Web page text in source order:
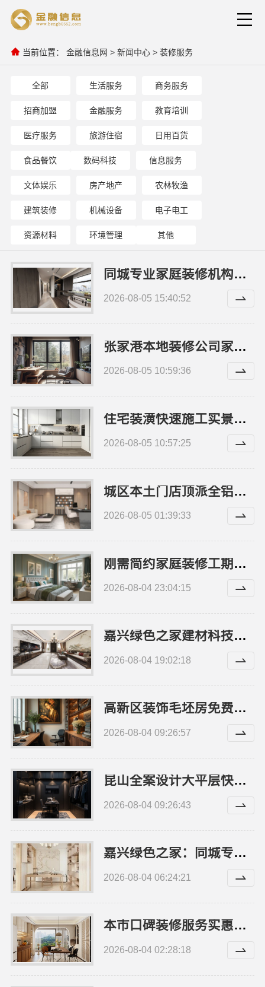
当前位置： 金融信息网 > 新闻中心 > 装修服务
全部 生活服务 商务服务
招商加盟 金融服务 教育培训
医疗服务 旅游住宿 日用百货
食品餐饮 数码科技 信息服务
文体娱乐 房产地产 农林牧渔
建筑装修 机械设备 电子电工
资源材料 环境管理 其他
同城专业家庭装修机构优质-嘉兴绿色之家建材科技有限公司
2026-08-05 15:40:52
张家港本地装修公司家装费用，苏州兔哥哥智装新材料全包省心
2026-08-05 10:59:36
住宅装潢快速施工实景案例，顶派全铝高端定制
2026-08-05 10:57:25
城区本土门店顶派全铝高端定制家庭装修报价明细
2026-08-05 01:39:33
刚需简约家庭装修工期提速，海南万赢饰家
2026-08-04 23:04:15
嘉兴绿色之家建材科技有限公司-同城专业家装团队环保
2026-08-04 19:02:18
高新区装饰毛坯房免费量房，苏州兔哥哥智装新材料有限公司贴心服务
2026-08-04 09:26:57
昆山全案设计大平层快速施工，苏州兔哥哥智装新材料有限公司专业团队
2026-08-04 09:26:43
嘉兴绿色之家：同城专业家装团队环保，守护家人健康
2026-08-04 06:24:21
本市口碑装修服务实惠的嘉兴绿色之家建材科技有限公司
2026-08-04 02:28:18